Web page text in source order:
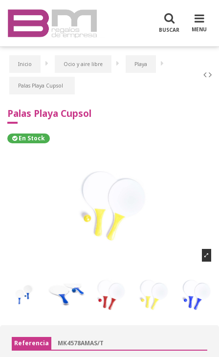
Inicio Ocio y aire libre Playa
Palas Playa Cupsol
Palas Playa Cupsol
En Stock
Referencia MK4578AMAS/T